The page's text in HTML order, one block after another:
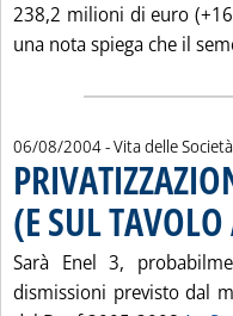
238,2 milioni di euro
una nota spiega che il
06/08/2004- Vita delle
(E SUL
Sarà Enel 3,
dismissioni previsto dal